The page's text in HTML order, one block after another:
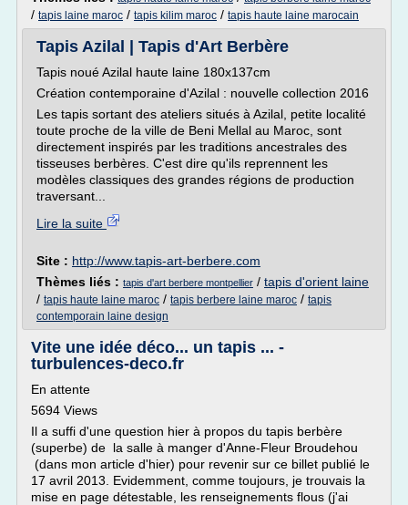
/ tapis laine maroc / tapis kilim maroc / tapis haute laine marocain
Tapis Azilal | Tapis d'Art Berbère
Tapis noué Azilal haute laine 180x137cm
Création contemporaine d'Azilal : nouvelle collection 2016
Les tapis sortant des ateliers situés à Azilal, petite localité
toute proche de la ville de Beni Mellal au Maroc, sont
directement inspirés par les traditions ancestrales des
tisseuses berbères. C'est dire qu'ils reprennent les
modèles classiques des grandes régions de production
traversant...
Lire la suite
Site : http://www.tapis-art-berbere.com
Thèmes liés : tapis d'art berbere montpellier / tapis d'orient laine
/ tapis haute laine maroc / tapis berbere laine maroc / tapis
contemporain laine design
Vite une idée déco... un tapis ... -
turbulences-deco.fr
En attente
5694 Views
Il a suffi d'une question hier à propos du tapis berbère
(superbe) de la salle à manger d'Anne-Fleur Broudehou
(dans mon article d'hier) pour revenir sur ce billet publié le
17 avril 2013. Evidemment, comme toujours, je trouvais la
mise en page détestable, les renseignements flous (j'ai